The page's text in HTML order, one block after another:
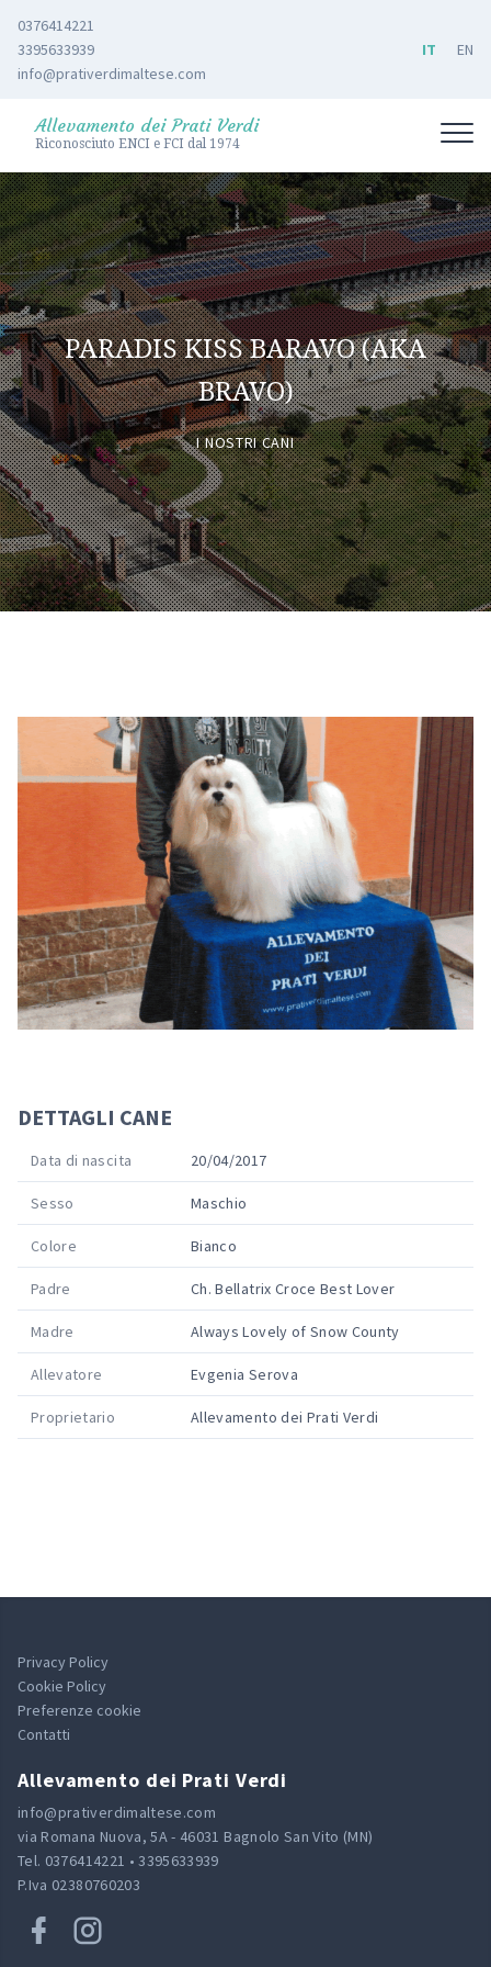
0376414221
3395633939
info@prativerdimaltese.com
IT EN
Allevamento dei Prati Verdi
Riconosciuto ENCI e FCI dal 1974
PARADIS KISS BARAVO (AKA
BRAVO)
I NOSTRI CANI
DETTAGLI CANE
Data di nascita 20/04/2017
Sesso Maschio
Colore Bianco
Padre Ch. Bellatrix Croce Best Lover
Madre Always Lovely of Snow County
Allevatore Evgenia Serova
Proprietario Allevamento dei Prati Verdi
Privacy Policy
Cookie Policy
Preferenze cookie
Contatti
Allevamento dei Prati Verdi
info@prativerdimaltese.com
via Romana Nuova, 5A - 46031 Bagnolo San Vito (MN)
Tel. 0376414221 • 3395633939
P.Iva 02380760203